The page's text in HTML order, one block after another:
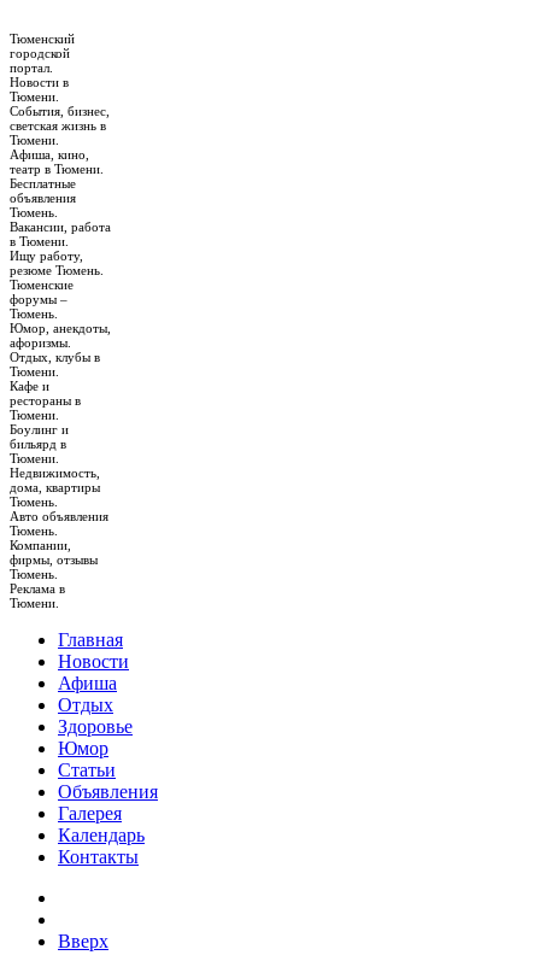
Тюменский
городской
портал.
Новости в
Тюмени.
События, бизнес,
светская жизнь в
Тюмени.
Афиша, кино,
театр в Тюмени.
Бесплатные
объявления
Тюмень.
Вакансии, работа
в Тюмени.
Ищу работу,
резюме Тюмень.
Тюменские
форумы –
Тюмень.
Юмор, анекдоты,
афоризмы.
Отдых, клубы в
Тюмени.
Кафе и
рестораны в
Тюмени.
Боулинг и
бильярд в
Тюмени.
Недвижимость,
дома, квартиры
Тюмень.
Авто объявления
Тюмень.
Компании,
фирмы, отзывы
Тюмень.
Реклама в
Тюмени.
Главная
Новости
Афиша
Отдых
Здоровье
Юмор
Статьи
Объявления
Галерея
Календарь
Контакты
Вверх